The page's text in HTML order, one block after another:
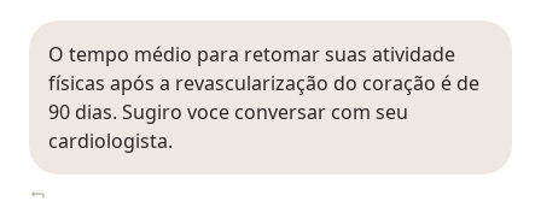
O tempo médio para retomar suas atividade
físicas após a revascularização do coração é de
90 dias. Sugiro voce conversar com seu
cardiologista.